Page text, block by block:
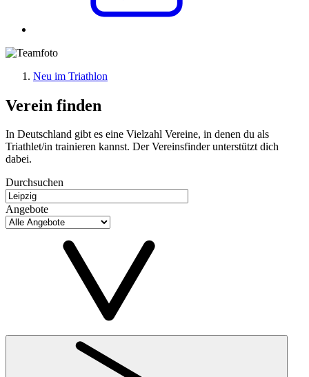
Neu im Triathlon
Verein finden
In Deutschland gibt es eine Vielzahl Vereine, in denen du als
Triathlet/in trainieren kannst. Der Vereinsfinder unterstützt dich
dabei.
Durchsuchen
Angebote